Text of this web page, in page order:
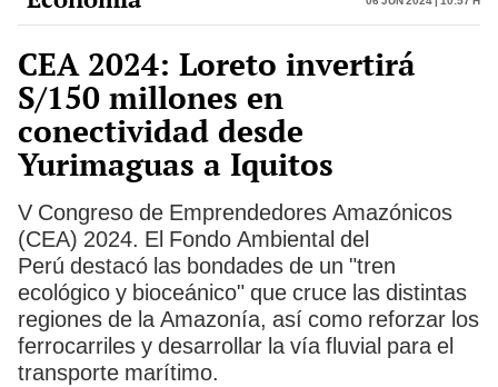
CEA 2024: Loreto invertirá
S/150 millones en
conectividad desde
Yurimaguas a Iquitos
V Congreso de Emprendedores Amazónicos
(CEA) 2024. El Fondo Ambiental del
Perú destacó las bondades de un "tren
ecológico y bioceánico" que cruce las distintas
regiones de la Amazonía, así como reforzar los
ferrocarriles y desarrollar la vía fluvial para el
transporte marítimo.